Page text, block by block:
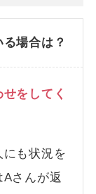
場合は？
をしてく
にも状況を
さんが返